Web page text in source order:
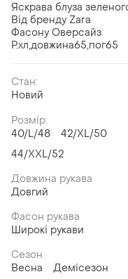
Яскрава блуза
Від бренду Zara
Фасону Оверсайз
Р.хл,довжина65,пог65
Стан:
Новий
Розмір:
40/L/48
42/XL/50
44/XXL/52
Довжина рукава
Довгий
Фасон рукава
Широкі рукави
Сезон
Весна
Демісезон